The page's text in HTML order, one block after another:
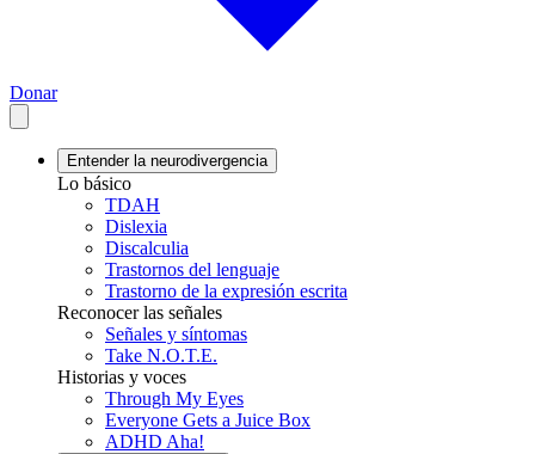
Donar
Entender la neurodivergencia
Lo básico
TDAH
Dislexia
Discalculia
Trastornos del lenguaje
Trastorno de la expresión escrita
Reconocer las señales
Señales y síntomas
Take N.O.T.E.
Historias y voces
Through My Eyes
Everyone Gets a Juice Box
ADHD Aha!